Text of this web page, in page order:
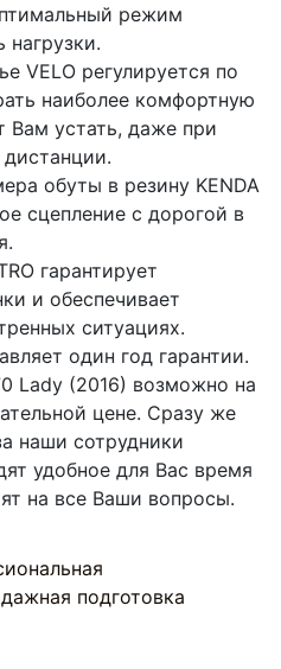
режим
VELO регулируется по
наиболее комфортную
Вам устать, даже при
обуты в резину KENDA
сцепление с дорогой в
гарантирует
и обеспечивает
ситуациях.
один год гарантии.
Lady (2016) возможно на
цене. Сразу же
наши сотрудники
удобное для Вас время
на все Ваши вопросы.
подготовка